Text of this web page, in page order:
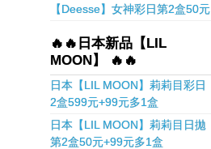
【Deesse】女神彩日第2盒50元
🔥🔥日本新品【LIL
MOON】 🔥🔥
日本【LIL MOON】莉莉目彩日
2盒599元+99元多1盒
日本【LIL MOON】莉莉目日拋
第2盒50元+99元多1盒